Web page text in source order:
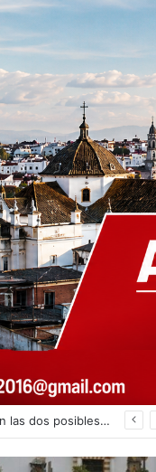
Adelante Andalucía denuncia que varios centros de salud de Dos Hermanas se quedan sin pediatra en pleno mes de agosto